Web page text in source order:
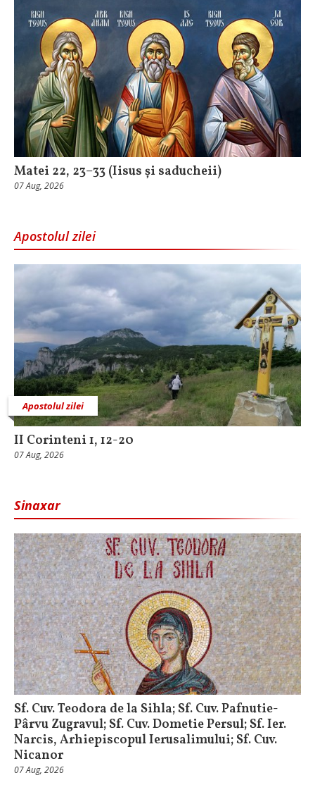
Matei 22, 23–33 (Iisus și saducheii)
07 Aug, 2026
Apostolul zilei
Apostolul zilei
II Corinteni 1, 12-20
07 Aug, 2026
Sinaxar
Sf. Cuv. Teodora de la Sihla; Sf. Cuv. Pafnutie-
Pârvu Zugravul; Sf. Cuv. Dometie Persul; Sf. Ier.
Narcis, Arhiepiscopul Ierusalimului; Sf. Cuv.
Nicanor
07 Aug, 2026